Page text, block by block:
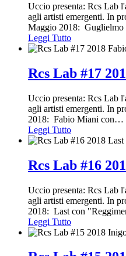
Uccio presenta: Rcs Lab
agli artisti emergenti. In
Maggio 2018: Guglielmo
Leggi Tutto
Rcs Lab #17
Uccio presenta: Rcs Lab
agli artisti emergenti. In
2018: Fabio Miani con…
Leggi Tutto
Rcs Lab #16
Uccio presenta: Rcs Lab
agli artisti emergenti. In
2018: Last con
Leggi Tutto